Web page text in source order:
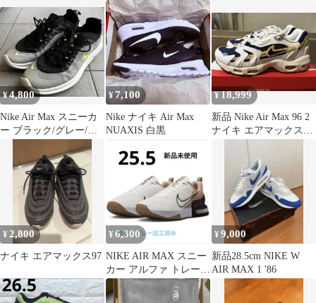
¥4,800
Nike Air Max スニーカ
ー ブラック/グレー/イ
¥7,100
Nike ナイキ Air Max
NUAXIS 白黒
¥18,999
新品 Nike Air Max 96 2
ナイキ エアマックス96
¥ 2,800
ナイキ エアマックス97
¥ 6,300
NIKE AIR MAX スニー
カー アルファ トレーナ
ー 6 マルチアスレ
¥9,000
新品28.5cm NIKE W
AIR MAX 1 '86